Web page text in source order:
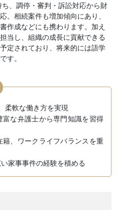
、調停・審判・訴訟対応から財
。相続案件も増加傾向にあり、
作成などにも携わります。加え
当し、組織の成長に貢献できる
定されており、将来的には語学
す。
柔軟な働き方を実現
富な弁護士から専門知識を習得
籍、ワークライフバランスを重
家事事件の経験を積める